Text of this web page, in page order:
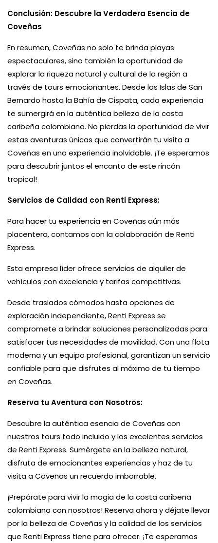
Conclusión: Descubre la Verdadera Esencia de
Coveñas
En resumen, Coveñas no solo te brinda playas
espectaculares, sino también la oportunidad de
explorar la riqueza natural y cultural de la región a
través de tours emocionantes. Desde las Islas de San
Bernardo hasta la Bahía de Cispata, cada experiencia
te sumergirá en la auténtica belleza de la costa
caribeña colombiana. No pierdas la oportunidad de vivir
estas aventuras únicas que convertirán tu visita a
Coveñas en una experiencia inolvidable. ¡Te esperamos
para descubrir juntos el encanto de este rincón
tropical!
Servicios de Calidad con Renti Express:
Para hacer tu experiencia en Coveñas aún más
placentera, contamos con la colaboración de Renti
Express.
Esta empresa líder ofrece servicios de alquiler de
vehículos con excelencia y tarifas competitivas.
Desde traslados cómodos hasta opciones de
exploración independiente, Renti Express se
compromete a brindar soluciones personalizadas para
satisfacer tus necesidades de movilidad. Con una flota
moderna y un equipo profesional, garantizan un servicio
confiable para que disfrutes al máximo de tu tiempo
en Coveñas.
Reserva tu Aventura con Nosotros:
Descubre la auténtica esencia de Coveñas con
nuestros tours todo incluido y los excelentes servicios
de Renti Express. Sumérgete en la belleza natural,
disfruta de emocionantes experiencias y haz de tu
visita a Coveñas un recuerdo imborrable.
¡Prepárate para vivir la magia de la costa caribeña
colombiana con nosotros! Reserva ahora y déjate llevar
por la belleza de Coveñas y la calidad de los servicios
que Renti Express tiene para ofrecer. ¡Te esperamos